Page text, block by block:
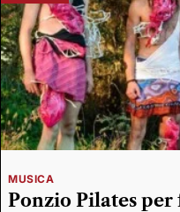
MUSICA
Ponzio Pilates per